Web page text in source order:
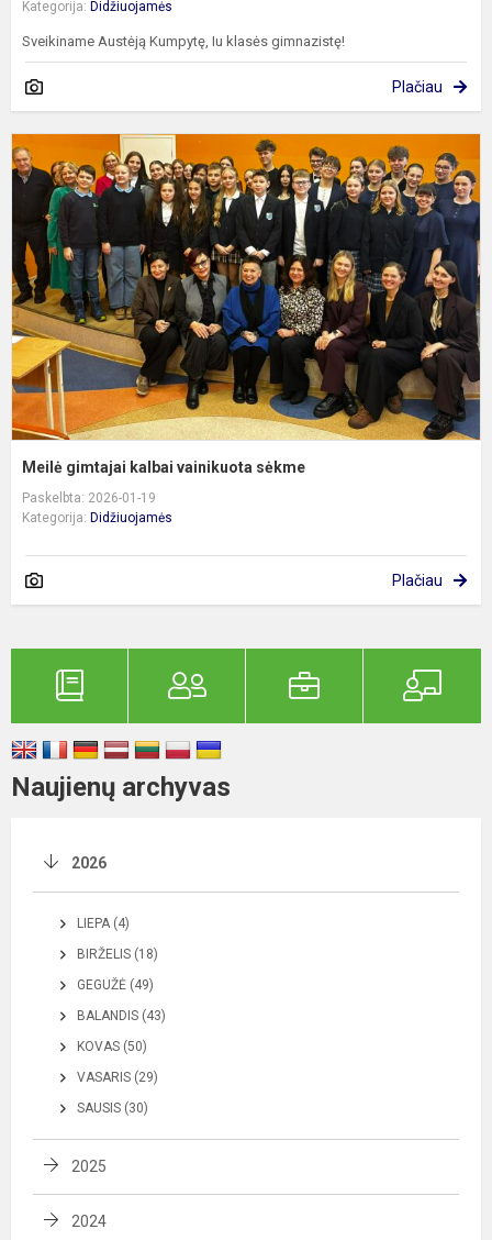
Kategorija: Didžiuojamės
Sveikiname Austėją Kumpytę, Iu klasės gimnazistę!
Plačiau
Meilė gimtajai kalbai vainikuota sėkme
Paskelbta: 2026-01-19
Kategorija: Didžiuojamės
Plačiau
Naujienų archyvas
2026
LIEPA (4)
BIRŽELIS (18)
GEGUŽĖ (49)
BALANDIS (43)
KOVAS (50)
VASARIS (29)
SAUSIS (30)
2025
2024